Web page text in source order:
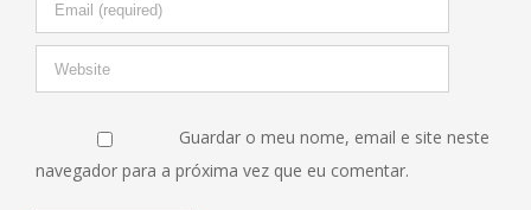
Guardar o meu nome, email e site neste
navegador para a próxima vez que eu comentar.